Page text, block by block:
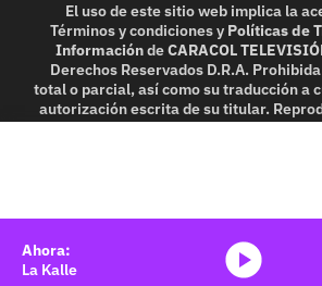
El uso de este sitio web implica la
Términos y condicionesy Políticas de
InformacióndeCARACOL
Derechos Reservados D.R.A.
total o parcial, así como su traducción a
autorización escrita de su titular.
La Kalle